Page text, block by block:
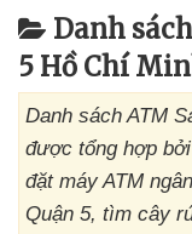
Danh
5 Hồ Chí
Danh sách ATM
được tổng hợp
đặt máy ATM
Quận 5, tìm cây